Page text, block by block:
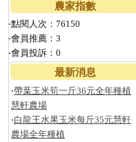
農家指數
‧點閱人次：76150
‧會員推薦：3
‧會員投訴：0
最新消息
‧帶葉玉米筍一斤36元全年種植
慧軒農場
‧白龍王水果玉米每斤35元慧軒
農場全年種植